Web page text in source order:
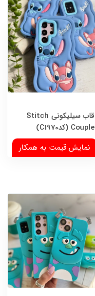
قاب سیلیکونی Stitch
Couple (کدC1970)
نمایش قیمت به همکار